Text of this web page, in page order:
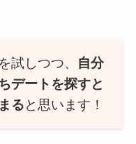
試しつつ、
自分
デートを探すと
ると思います！